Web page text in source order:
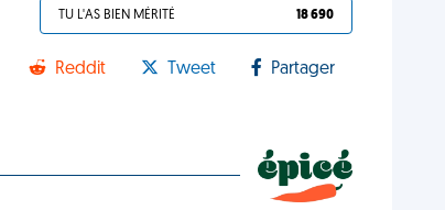
TU L'AS BIEN MÉRITÉ 18 690
Reddit Tweet Partager